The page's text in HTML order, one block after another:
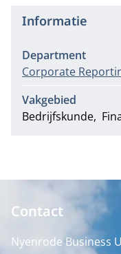
Informatie
Department
Corporate
Vakgebied
Bedrijfskunde
Contact
Nyenrode Business